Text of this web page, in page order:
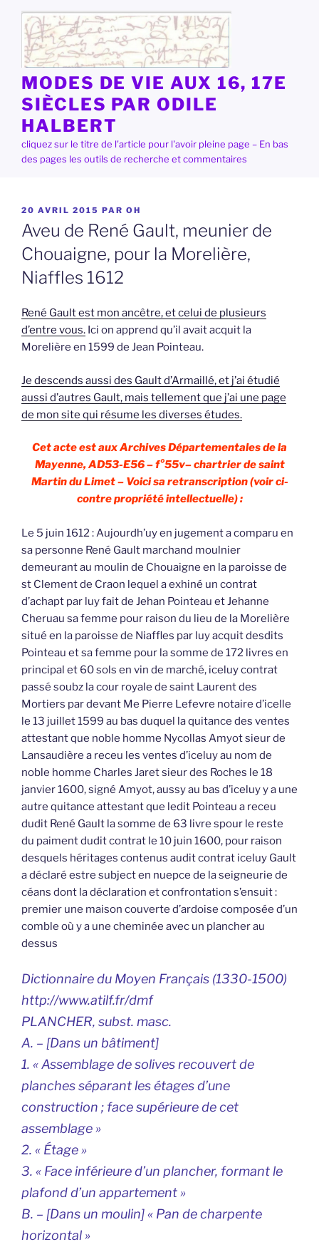
contenu
principal
MODES DE VIE AUX 16, 17E
SIÈCLES PAR ODILE
HALBERT
cliquez sur le titre de l'article pour l'avoir pleine page – En bas
des pages les outils de recherche et commentaires
PUBLIÉ
LE
20 AVRIL 2015 PAR OH
Aveu de René Gault, meunier de
Chouaigne, pour la Morelière,
Niaffles 1612
René Gault est mon ancêtre, et celui de plusieurs
d’entre vous. Ici on apprend qu’il avait acquit la
Morelière en 1599 de Jean Pointeau.
Je descends aussi des Gault d’Armaillé, et j’ai étudié
aussi d’autres Gault, mais tellement que j’ai une page
de mon site qui résume les diverses études.
Cet acte est aux Archives Départementales de la
Mayenne, AD53-E56 – f°55v– chartrier de saint
Martin du Limet – Voici sa retranscription (voir ci-
contre propriété intellectuelle) :
Le 5 juin 1612 : Aujourdh’uy en jugement a comparu en
sa personne René Gault marchand moulnier
demeurant au moulin de Chouaigne en la paroisse de
st Clement de Craon lequel a exhiné un contrat
d’achapt par luy fait de Jehan Pointeau et Jehanne
Cheruau sa femme pour raison du lieu de la Morelière
situé en la paroisse de Niaffles par luy acquit desdits
Pointeau et sa femme pour la somme de 172 livres en
principal et 60 sols en vin de marché, iceluy contrat
passé soubz la cour royale de saint Laurent des
Mortiers par devant Me Pierre Lefevre notaire d’icelle
le 13 juillet 1599 au bas duquel la quitance des ventes
attestant que noble homme Nycollas Amyot sieur de
Lansaudière a receu les ventes d’iceluy au nom de
noble homme Charles Jaret sieur des Roches le 18
janvier 1600, signé Amyot, aussy au bas d’iceluy y a une
autre quitance attestant que ledit Pointeau a receu
dudit René Gault la somme de 63 livre spour le reste
du paiment dudit contrat le 10 juin 1600, pour raison
desquels héritages contenus audit contrat iceluy Gault
a déclaré estre subject en nuepce de la seigneurie de
céans dont la déclaration et confrontation s’ensuit :
premier une maison couverte d’ardoise composée d’un
comble où y a une cheminée avec un plancher au
dessus
Dictionnaire du Moyen Français (1330-1500)
http://www.atilf.fr/dmf
PLANCHER, subst. masc.
A. – [Dans un bâtiment]
1. « Assemblage de solives recouvert de
planches séparant les étages d’une
construction ; face supérieure de cet
assemblage »
2. « Étage »
3. « Face inférieure d’un plancher, formant le
plafond d’un appartement »
B. – [Dans un moulin] « Pan de charpente
horizontal »